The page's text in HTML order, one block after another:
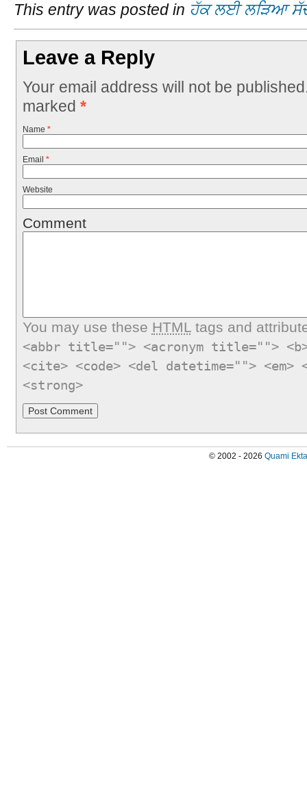
This entry was posted in ਹੱਕ ਲਈ ਲੜਿਆ
Leave a Reply
Your email address will not be
marked *
Name *
Email *
Website
Comment
You may use these HTMLtags and
<abbr title=""> <acronym title="">
<cite> <code> <del datetime="">
<strong>
© 2002 - 2026 Quami